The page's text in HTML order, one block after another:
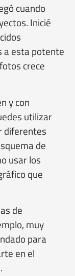
cuando
Inicié
a esta potente
crece
y con
utilizar
diferentes
de
usar los
que
de
muy
para
en el